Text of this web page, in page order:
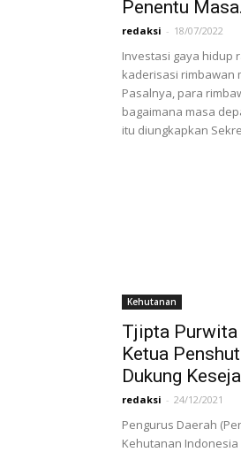
Penentu
redaksi - 18/07/2022
Investasi gaya hidup
kaderisasi rimbawan
Pasalnya, para
bagaimana masa
itu diungkapkan
Kehutanan
Tjipta Purwita
Ketua
Dukung
redaksi - 24/12/2021
Pengurus Daerah
Kehutanan Indonesia